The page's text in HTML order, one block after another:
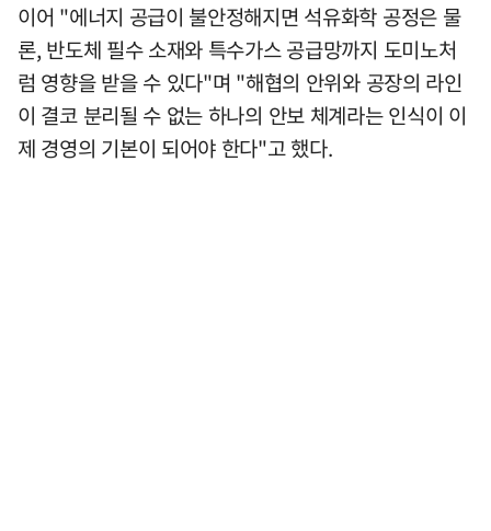
이어 "에너지 공급이 불안정해지면 석유화학 공정은 물
론, 반도체 필수 소재와 특수가스 공급망까지 도미노처
럼 영향을 받을 수 있다"며 "해협의 안위와 공장의 라인
이 결코 분리될 수 없는 하나의 안보 체계라는 인식이 이
제 경영의 기본이 되어야 한다"고 했다.